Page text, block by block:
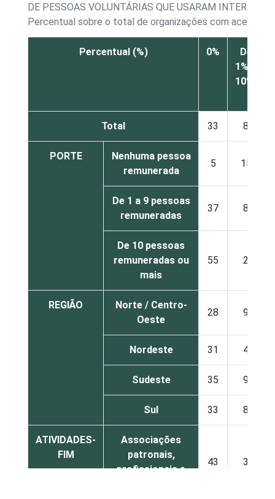
DE PESSOAS VOLUNTÁRIAS QUE USARAM INTERNET
Percentual sobre o total de organizações com acesso
Percentual (%) 0%
De
1% a
10%
Total 33 8
PORTE
Nenhuma pessoa
remunerada
5 15
De 1 a 9 pessoas
remuneradas
37 8
De 10 pessoas
remuneradas ou
mais
55 2
REGIÃO
Norte / Centro-
Oeste
28 9
Nordeste 31 4
Sudeste 35 9
Sul 33 8
ATIVIDADES-
FIM
Associações
patronais,
profissionais e
43 3